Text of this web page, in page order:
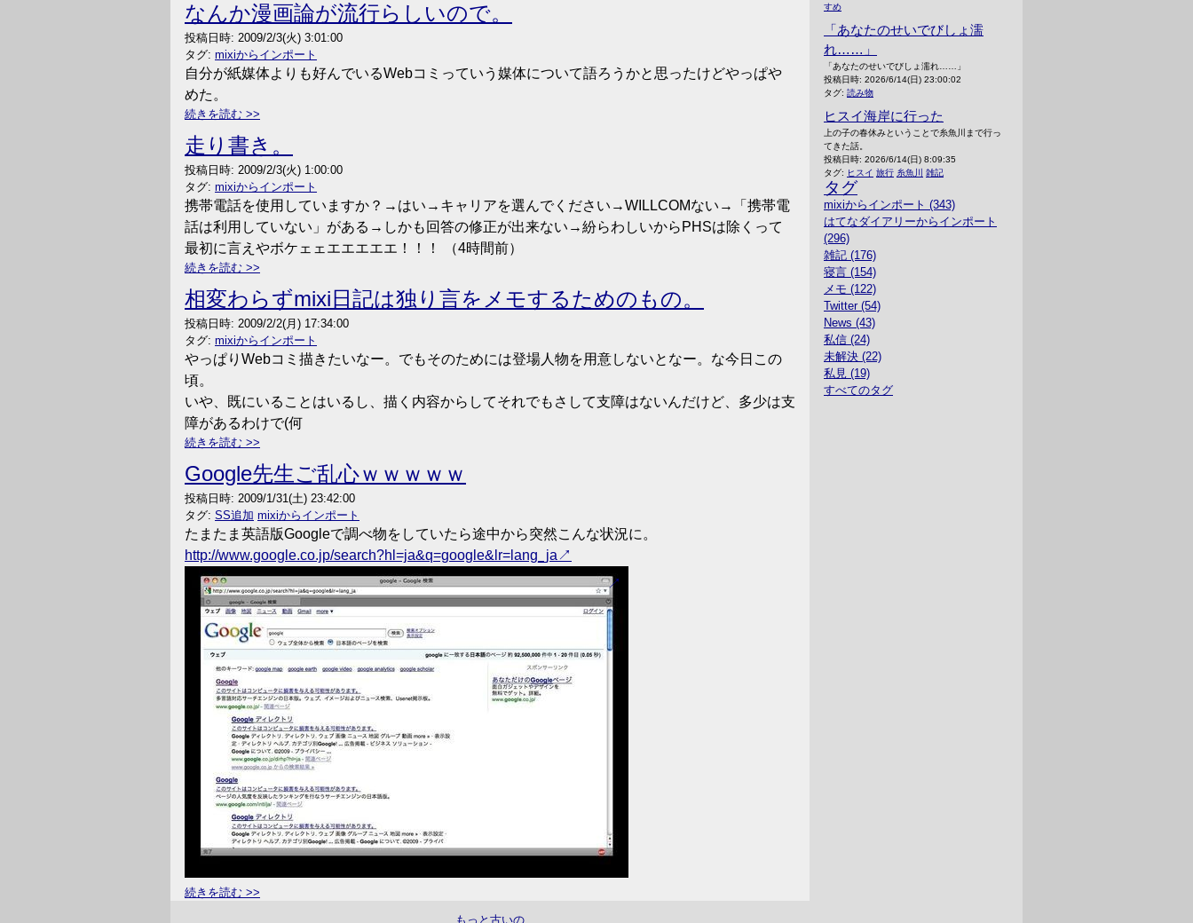
なんか漫画論が流行らしいので。
投稿日時: 2009/2/3(火) 3:01:00
タグ: mixiからインポート
自分が紙媒体よりも好んでいるWebコミっていう媒体について語ろうかと思ったけどやっぱや
めた。
続きを読む
走り書き。
投稿日時: 2009/2/3(火) 1:00:00
タグ: mixiからインポート
携帯電話を使用していますか？→はい→キャリアを選んでください→WILLCOMない→「携帯電
話は利用していない」がある→しかも回答の修正が出来ない→紛らわしいからPHSは除くって
最初に言えやボケェェエエエエエ！！！ （4時間前）
続きを読む
相変わらずmixi日記は独り言をメモするためのもの。
投稿日時: 2009/2/2(月) 17:34:00
タグ: mixiからインポート
やっぱりWebコミ描きたいなー。でもそのためには登場人物を用意しないとなー。な今日この
頃。
いや、既にいることはいるし、描く内容からしてそれでもさして支障はないんだけど、多少は支
障があるわけで(何
続きを読む
Google先生ご乱心ｗｗｗｗｗ
投稿日時: 2009/1/31(土) 23:42:00
タグ: SS追加 mixiからインポート
たまたま英語版Googleで調べ物をしていたら途中から突然こんな状況に。
http://www.google.co.jp/search?hl=ja&q=google&lr=lang_ja
続きを読む
もっと古いの
すめ
「あなたのせいでびしょ濡
れ……」
「あなたのせいでびしょ濡れ……」
投稿日時: 2026/6/14(日) 23:00:02
タグ: 読み物
ヒスイ海岸に行った
上の子の春休みということで糸魚川まで行っ
てきた話。
投稿日時: 2026/6/14(日) 8:09:35
タグ: ヒスイ 旅行 糸魚川 雑記
タグ
mixiからインポート (343)
はてなダイアリーからインポート
(296)
雑記 (176)
寝言 (154)
メモ (122)
Twitter (54)
News (43)
私信 (24)
未解決 (22)
私見 (19)
すべてのタグ